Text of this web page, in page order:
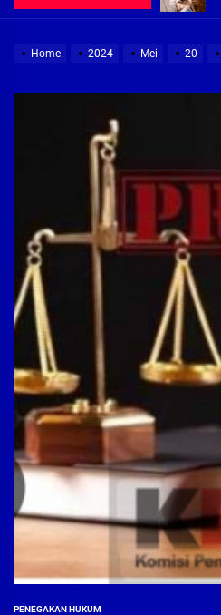
Home 2024 Mei 20
PENEGAKAN HUKUM